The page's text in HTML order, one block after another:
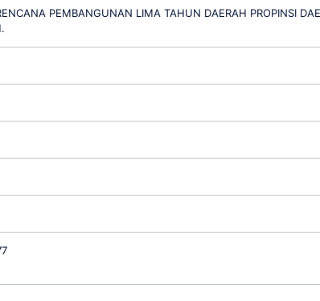
PEMBANGUNAN LIMA TAHUN DAERAH PROPINSI